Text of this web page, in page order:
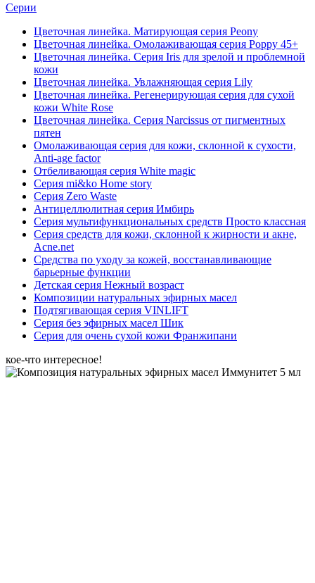
Серии
Цветочная линейка. Матирующая серия Peony
Цветочная линейка. Омолаживающая серия Poppy 45+
Цветочная линейка. Серия Iris для зрелой и проблемной
кожи
Цветочная линейка. Увлажняющая серия Lily
Цветочная линейка. Регенерирующая серия для сухой
кожи White Rose
Цветочная линейка. Серия Narcissus от пигментных
пятен
Омолаживающая серия для кожи, склонной к сухости,
Anti-age factor
Отбеливающая серия White magic
Серия mi&ko Home story
Серия Zero Waste
Антицеллюлитная серия Имбирь
Серия мультифункциональных средств Просто классная
Серия средств для кожи, склонной к жирности и акне,
Acne.net
Средства по уходу за кожей, восстанавливающие
барьерные функции
Детская серия Нежный возраст
Композиции натуральных эфирных масел
Подтягивающая серия VINLIFT
Серия без эфирных масел Шик
Серия для очень сухой кожи Франжипани
кое-что интересное!